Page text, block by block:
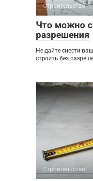
Строительство
Что можно
разрешения
Не дайте снести
строить без
Строительство